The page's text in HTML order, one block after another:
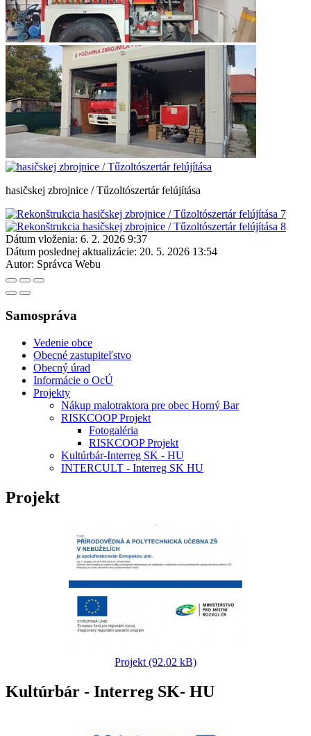
hasičskej zbrojnice / Tűzoltószertár felújítása
Dátum vloženia: 6. 2. 2026 9:37
Dátum poslednej aktualizácie: 20. 5. 2026 13:54
Autor: Správca Webu
Samospráva
Vedenie obce
Obecné zastupiteľstvo
Obecný úrad
Informácie o OcÚ
Projekty
Nákup malotraktora pre obec Horný Bar
RISKCOOP Projekt
Fotogaléria
RISKCOOP Projekt
Kultúrbár-Interreg SK - HU
INTERCULT - Interreg SK HU
Projekt
Projekt (92.02 kB)
Kultúrbár - Interreg SK- HU